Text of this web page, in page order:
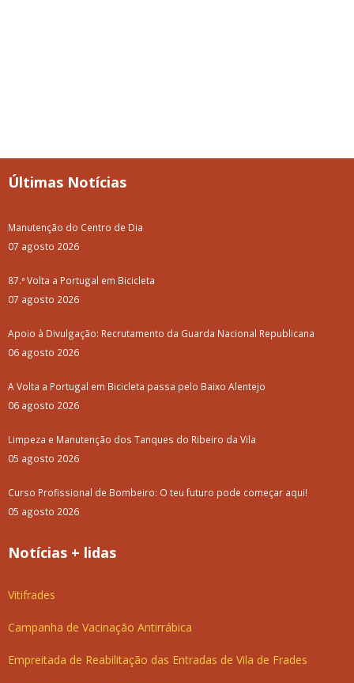
Últimas Notícias
Manutenção do Centro de Dia
07 agosto 2026
87.ª Volta a Portugal em Bicicleta
07 agosto 2026
Apoio à Divulgação: Recrutamento da Guarda Nacional Republicana
06 agosto 2026
A Volta a Portugal em Bicicleta passa pelo Baixo Alentejo
06 agosto 2026
Limpeza e Manutenção dos Tanques do Ribeiro da Vila
05 agosto 2026
Curso Profissional de Bombeiro: O teu futuro pode começar aqui!
05 agosto 2026
Notícias + lidas
Vitifrades
Campanha de Vacinação Antirrábica
Empreitada de Reabilitação das Entradas de Vila de Frades